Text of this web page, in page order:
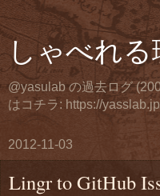
しゃべれる
@yasulab の過去ログ
はコチラ: https://
2012-11-03
Lingr to GitHub